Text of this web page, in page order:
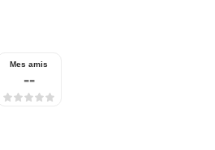
Mes amis
--